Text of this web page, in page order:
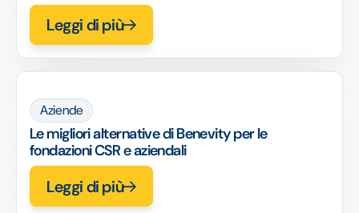
Leggi di più
Aziende
Le migliori alternative di Benevity per le
fondazioni CSR e aziendali
Leggi di più